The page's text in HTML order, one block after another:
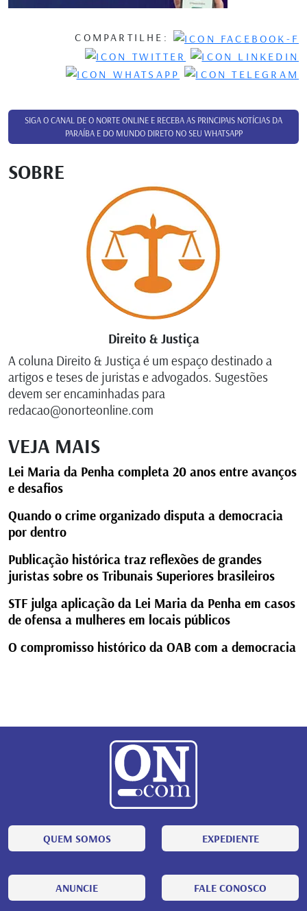
COMPARTILHE:
SIGA O CANAL DE O NORTE ONLINE E RECEBA AS PRINCIPAIS NOTÍCIAS DA
PARAÍBA E DO MUNDO DIRETO NO SEU WHATSAPP
SOBRE
Direito & Justiça
A coluna Direito & Justiça é um espaço destinado a
artigos e teses de juristas e advogados. Sugestões
devem ser encaminhadas para
redacao@onorteonline.com
VEJA MAIS
Lei Maria da Penha completa 20 anos entre avanços
e desafios
Quando o crime organizado disputa a democracia
por dentro
Publicação histórica traz reflexões de grandes
juristas sobre os Tribunais Superiores brasileiros
STF julga aplicação da Lei Maria da Penha em casos
de ofensa a mulheres em locais públicos
O compromisso histórico da OAB com a democracia
QUEM SOMOS EXPEDIENTE
ANUNCIE FALE CONOSCO